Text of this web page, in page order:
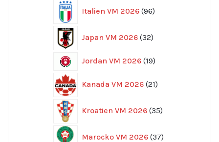
Italien VM 2026 96
produkter
Japan VM 2026 32
produkter
Jordan VM 2026 1919
Kanada VM 2026 21
produkter
Kroatien VM 2026 35
produkter
Marocko VM 2026 37